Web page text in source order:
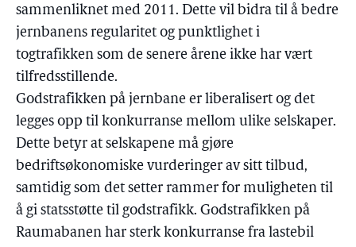
sammenliknet med 2011. Dette vil bidra til å bedre
jernbanens regularitet og punktlighet i
togtrafikken som de senere årene ikke har vært
tilfredsstillende.
Godstrafikken på jernbane er liberalisert og det
legges opp til konkurranse mellom ulike selskaper.
Dette betyr at selskapene må gjøre
bedriftsøkonomiske vurderinger av sitt tilbud,
samtidig som det setter rammer for muligheten til
å gi statsstøtte til godstrafikk. Godstrafikken på
Raumabanen har sterk konkurranse fra lastebil